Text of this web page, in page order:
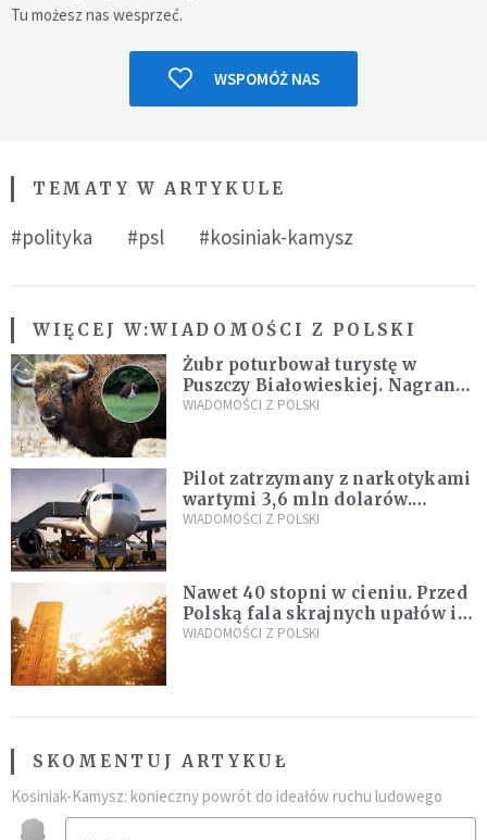
Tu możesz nas wesprzeć.
WSPOMÓŻ NAS
TEMATY W ARTYKULE
#polityka #psl #kosiniak-kamysz
WIĘCEJ W:WIADOMOŚCI Z POLSKI
Żubr poturbował turystę w
Puszczy Białowieskiej. Nagranie
daje do myślenia
WIADOMOŚCI Z POLSKI
Pilot zatrzymany z narkotykami
wartymi 3,6 mln dolarów.
Śledczy podejrzewają, że latał
WIADOMOŚCI Z POLSKI
Nawet 40 stopni w cieniu. Przed
Polską fala skrajnych upałów i
gwałtowne burze
WIADOMOŚCI Z POLSKI
SKOMENTUJ ARTYKUŁ
Kosiniak-Kamysz: konieczny powrót do ideałów ruchu ludowego